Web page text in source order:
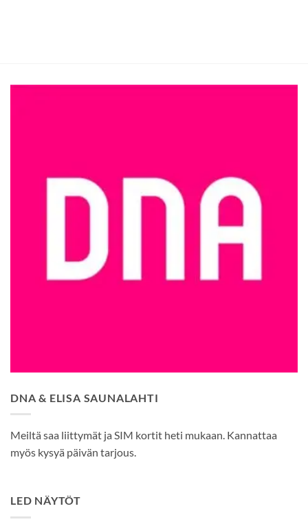
DNA & ELISA SAUNALAHTI
Meiltä saa liittymät ja SIM kortit heti mukaan. Kannattaa
myös kysyä päivän tarjous.
LED NÄYTÖT